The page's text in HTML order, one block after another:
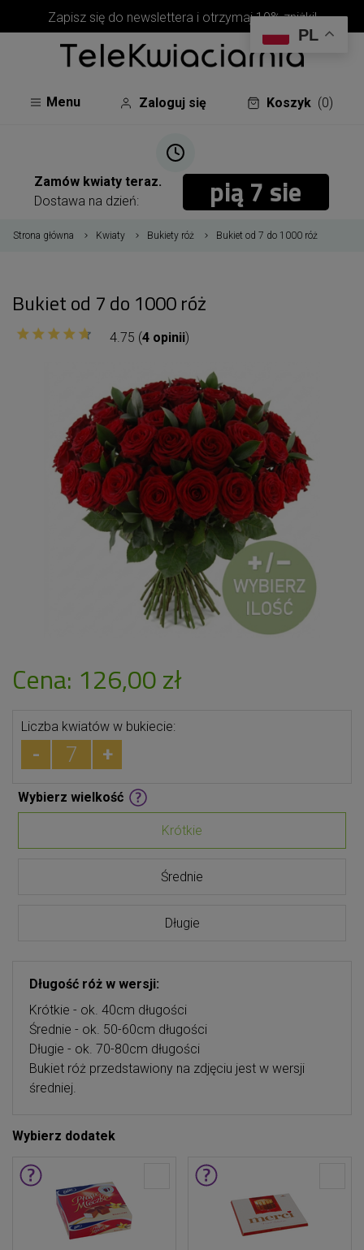
Zapisz się do newslettera i otrzymaj 10% zniżki!
Menu Zaloguj się Koszyk (0)
Zamów kwiaty teraz.
Dostawa na dzień:
pią 7 sie
pią 7 sie
Strona główna Kwiaty Bukiety róż Bukiet od 7 do 1000 róż
Bukiet od 7 do 1000 róż
4.75 (4 opinii)
Cena: 126,00 zł
Liczba kwiatów w bukiecie:
- +
Wybierz wielkość
Krótkie
Średnie
Długie
Długość róż w wersji:
Krótkie - ok. 40cm długości
Średnie - ok. 50-60cm długości
Długie - ok. 70-80cm długości
Bukiet róż przedstawiony na zdjęciu jest w wersji
średniej.
Wybierz dodatek
PL